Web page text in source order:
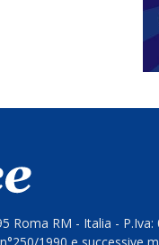
Roma RM - Italia - P.Iva: